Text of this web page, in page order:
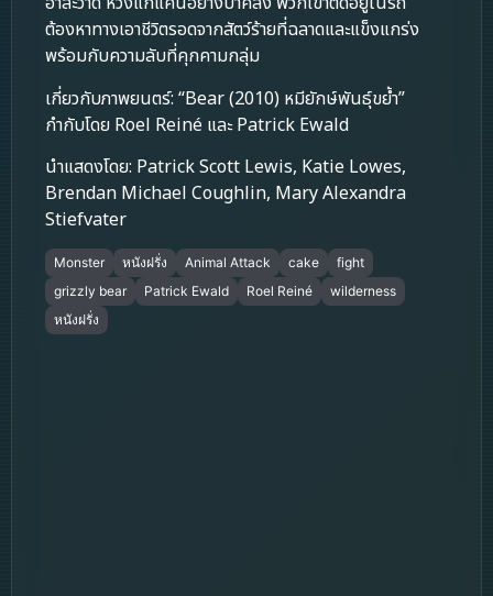
ต้องหาทางเอาชีวิตรอดจากสัตว์ร้ายที่ฉลาดและแข็งแกร่ง
พร้อมกับความลับที่คุกคามกลุ่ม
เกี่ยวกับภาพยนตร์: “Bear (2010) หมียักษ์พันธุ์ขย้ำ”
กำกับโดย Roel Reiné และ Patrick Ewald
นำแสดงโดย: Patrick Scott Lewis, Katie Lowes,
Brendan Michael Coughlin, Mary Alexandra
Stiefvater
Monster หนังฝรั่ง Animal Attack cake
fight
grizzly bear
Patrick Ewald Roel Reiné
wilderness
หนังฝรั่ง